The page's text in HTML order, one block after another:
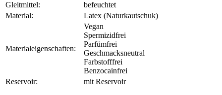
Gleitmittel:
befeuchtet
Material:
Latex (Naturkautschuk)
Materialeigenschaften:
Vegan
Spermizidfrei
Parfümfrei
Geschmacksneutral
Farbstofffrei
Benzocainfrei
Reservoir:
mit Reservoir